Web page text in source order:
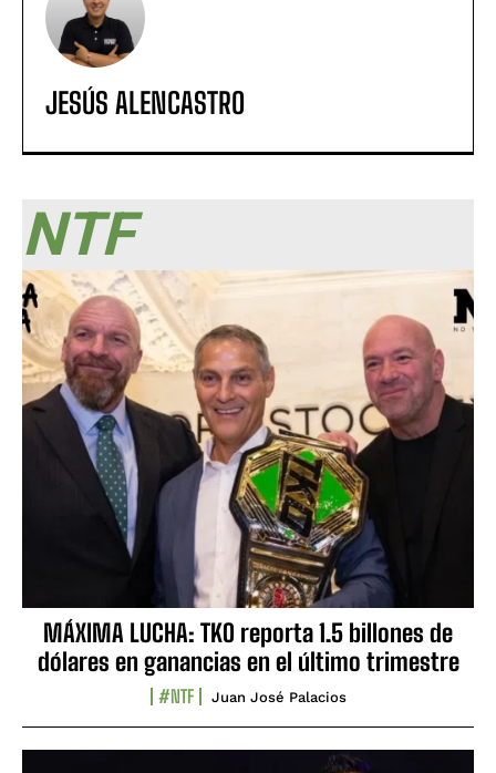
JESÚS ALENCASTRO
NTF
MÁXIMA LUCHA: TKO reporta 1.5 billones de
dólares en ganancias en el último trimestre
#NTF Juan José Palacios